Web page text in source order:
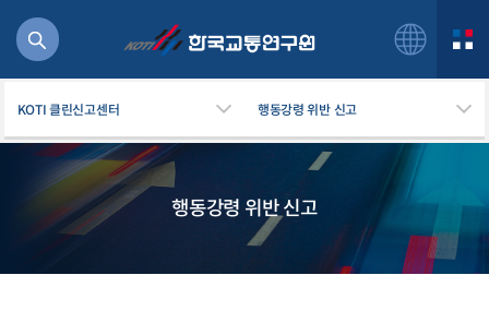
행동강령 위반 신고
KOTI 클린신고센터 행동강령 위반 신고